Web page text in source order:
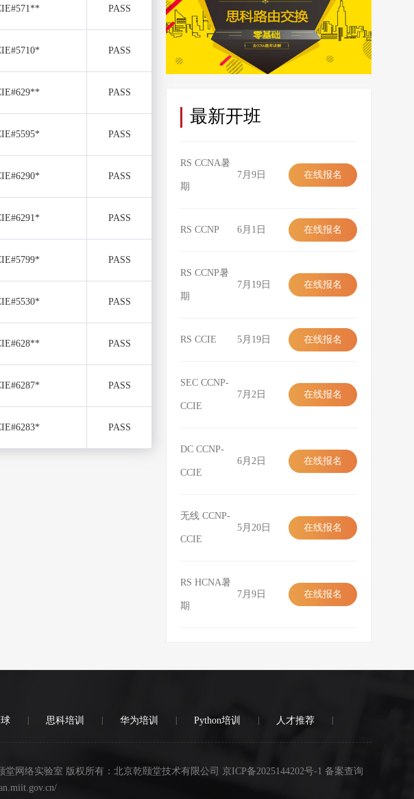
最新开班
RS CCNA暑
期
7月9日 在线报名
RS CCNP 6月1日 在线报名
RS CCNP暑
期
7月19日 在线报名
RS CCIE 5月19日 在线报名
SEC CCNP-
CCIE
7月2日 在线报名
DC CCNP-
CCIE
6月2日 在线报名
无线 CCNP-
CCIE
5月20日 在线报名
RS HCNA暑
期
7月9日 在线报名
PASS
PASS
PASS
PASS
PASS
PASS
PASS
PASS
PASS
PASS
PASS
| 思科培训 | 华为培训 | Python培训 | 人才推荐 |
堂网络实验室 版权所有：北京乾颐堂技术有限公司 京ICP备2025144202号-1 备案查询